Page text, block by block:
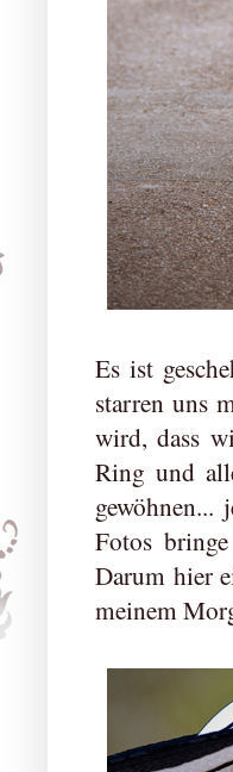
Es ist
starren uns
wird, dass
Ring und
Fotos
Darum hier
meinem